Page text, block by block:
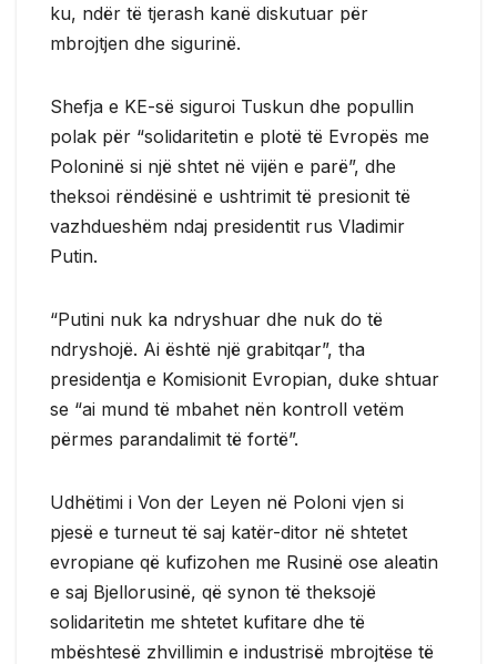
ku, ndër të tjerash kanë diskutuar për
mbrojtjen dhe sigurinë.
Shefja e KE-së siguroi Tuskun dhe popullin
polak për “solidaritetin e plotë të Evropës me
Poloninë si një shtet në vijën e parë”, dhe
theksoi rëndësinë e ushtrimit të presionit të
vazhdueshëm ndaj presidentit rus Vladimir
Putin.
“Putini nuk ka ndryshuar dhe nuk do të
ndryshojë. Ai është një grabitqar”, tha
presidentja e Komisionit Evropian, duke shtuar
se “ai mund të mbahet nën kontroll vetëm
përmes parandalimit të fortë”.
Udhëtimi i Von der Leyen në Poloni vjen si
pjesë e turneut të saj katër-ditor në shtetet
evropiane që kufizohen me Rusinë ose aleatin
e saj Bjellorusinë, që synon të theksojë
solidaritetin me shtetet kufitare dhe të
mbështesë zhvillimin e industrisë mbrojtëse të